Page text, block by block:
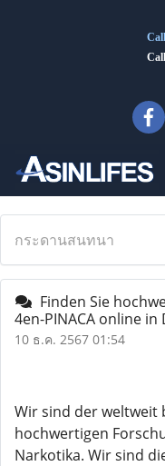
กระดานสนทนา
Finden Sie
4en-PINACA online
10 ธ.ค. 2567 01:54
Wir sind der weltweit
hochwertigen
Narkotika. Wir sind